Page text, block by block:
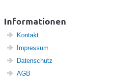
Informationen
Kontakt
Impressum
Datenschutz
AGB